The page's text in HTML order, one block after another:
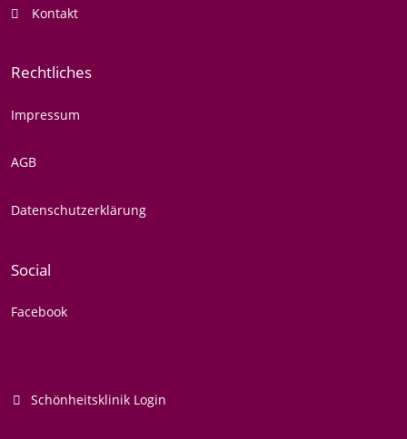
Kontakt
Rechtliches
Impressum
AGB
Datenschutzerklärung
Social
Facebook
Schönheitsklinik Login